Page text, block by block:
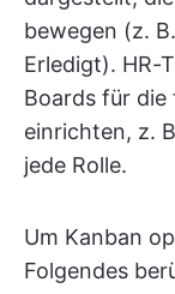
bewegen (z.
Erledigt). HR-
Boards für die
einrichten, z.
jede Rolle.
Um Kanban
Folgendes